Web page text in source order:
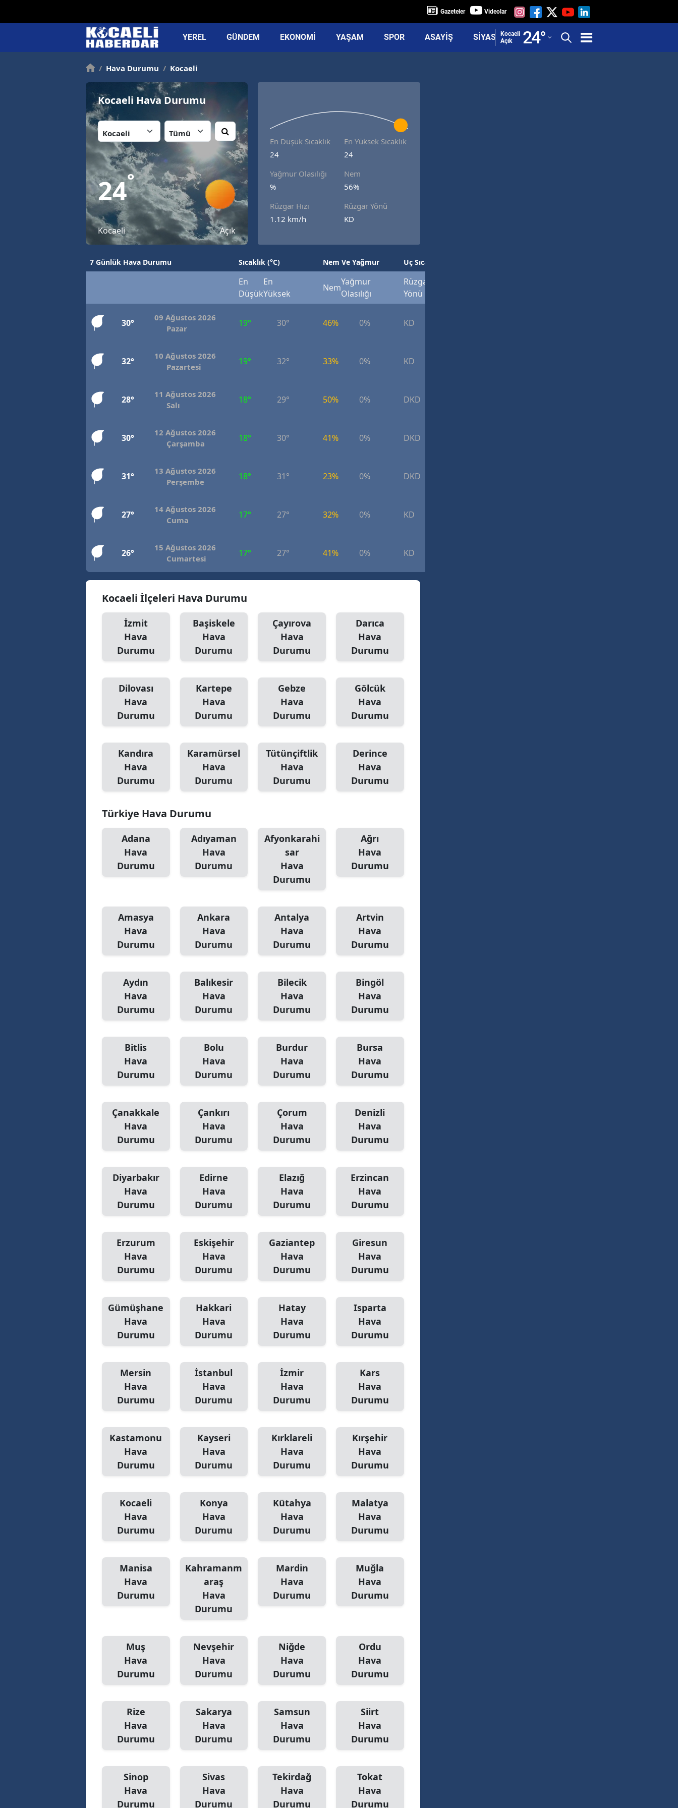
Gazeteler Videolar
YEREL GÜNDEM EKONOMİ YAŞAM SPOR ASAYİŞ SİYASETKocaeli
Açık
24°
Adana
Adıyaman
/ Hava Durumu / Kocaeli
Kocaeli Hava Durumu
24°
Kocaeli Açık
En Düşük Sıcaklık
24
En Yüksek Sıcaklık
24
Yağmur Olasılığı
%
Nem
56%
Rüzgar Hızı
1.12 km/h
Rüzgar Yönü
KD
7 Günlük Hava Durumu Sıcaklık (°C) Nem Ve Yağmur Uç Sıcaklık (°C)
En
Düşük
En
Yüksek
Nem
Yağmur
Olasılığı
Rüzgar
Yönü
30°
09 Ağustos 2026
Pazar
19° 30° 46% 0% KD
32°
10 Ağustos 2026
Pazartesi
19° 32° 33% 0% KD
28°
11 Ağustos 2026
Salı
18° 29° 50% 0% DKD
30°
12 Ağustos 2026
Çarşamba
18° 30° 41% 0% DKD
31°
13 Ağustos 2026
Perşembe
18° 31° 23% 0% DKD
27°
14 Ağustos 2026
Cuma
17° 27° 32% 0% KD
26°
15 Ağustos 2026
Cumartesi
17° 27° 41% 0% KD
Kocaeli İlçeleri Hava Durumu
İzmit
Hava
Durumu
Başiskele
Hava
Durumu
Çayırova
Hava
Durumu
Darıca
Hava
Durumu
Dilovası
Hava
Durumu
Kartepe
Hava
Durumu
Gebze
Hava
Durumu
Gölcük
Hava
Durumu
Kandıra
Hava
Durumu
Karamürsel
Hava
Durumu
Tütünçiftlik
Hava
Durumu
Derince
Hava
Durumu
Türkiye Hava Durumu
Adana
Hava
Durumu
Adıyaman
Hava
Durumu
Afyonkarahi
sar
Hava
Durumu
Ağrı
Hava
Durumu
Amasya
Hava
Durumu
Ankara
Hava
Durumu
Antalya
Hava
Durumu
Artvin
Hava
Durumu
Aydın
Hava
Durumu
Balıkesir
Hava
Durumu
Bilecik
Hava
Durumu
Bingöl
Hava
Durumu
Bitlis
Hava
Durumu
Bolu
Hava
Durumu
Burdur
Hava
Durumu
Bursa
Hava
Durumu
Çanakkale
Hava
Durumu
Çankırı
Hava
Durumu
Çorum
Hava
Durumu
Denizli
Hava
Durumu
Diyarbakır
Hava
Durumu
Edirne
Hava
Durumu
Elazığ
Hava
Durumu
Erzincan
Hava
Durumu
Erzurum
Hava
Durumu
Eskişehir
Hava
Durumu
Gaziantep
Hava
Durumu
Giresun
Hava
Durumu
Gümüşhane
Hava
Durumu
Hakkari
Hava
Durumu
Hatay
Hava
Durumu
Isparta
Hava
Durumu
Mersin
Hava
Durumu
İstanbul
Hava
Durumu
İzmir
Hava
Durumu
Kars
Hava
Durumu
Kastamonu
Hava
Durumu
Kayseri
Hava
Durumu
Kırklareli
Hava
Durumu
Kırşehir
Hava
Durumu
Kocaeli
Hava
Durumu
Konya
Hava
Durumu
Kütahya
Hava
Durumu
Malatya
Hava
Durumu
Manisa
Hava
Durumu
Kahramanm
araş
Hava
Durumu
Mardin
Hava
Durumu
Muğla
Hava
Durumu
Muş
Hava
Durumu
Nevşehir
Hava
Durumu
Niğde
Hava
Durumu
Ordu
Hava
Durumu
Rize
Hava
Durumu
Sakarya
Hava
Durumu
Samsun
Hava
Durumu
Siirt
Hava
Durumu
Sinop
Hava
Durumu
Sivas
Hava
Durumu
Tekirdağ
Hava
Durumu
Tokat
Hava
Durumu